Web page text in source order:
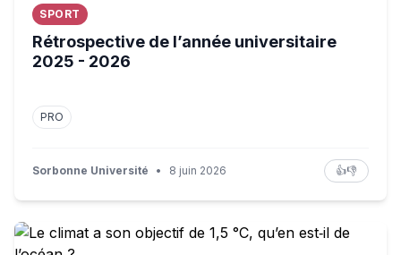
SPORT
Rétrospective de l’année universitaire
2025 - 2026
PRO
Sorbonne Université • 8 juin 2026 👍👎
Le climat a son objectif de 1,5 °C, qu’en est‑il de l’océan ?